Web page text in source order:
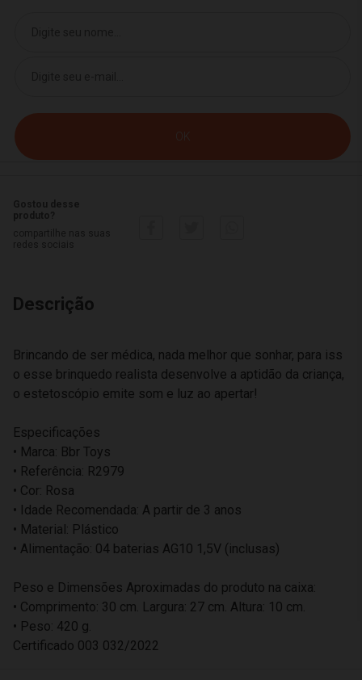
Descrição
Brincando de ser médica, nada melhor que sonhar, para iss
o esse brinquedo realista desenvolve a aptidão da criança,
o estetoscópio emite som e luz ao apertar!
Especificações
• Marca: Bbr Toys
• Referência: R2979
• Cor: Rosa
• Idade Recomendada: A partir de 3 anos
• Material: Plástico
• Alimentação: 04 baterias AG10 1,5V (inclusas)
Peso e Dimensões Aproximadas do produto na caixa:
• Comprimento: 30 cm. Largura: 27 cm. Altura: 10 cm.
• Peso: 420 g.
Certificado 003 032/2022